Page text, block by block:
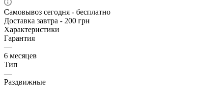
Самовывоз сегодня - бесплатно
Доставка завтра - 200 грн
Характеристики
Гарантия
—
6 месяцев
Тип
—
Раздвижные